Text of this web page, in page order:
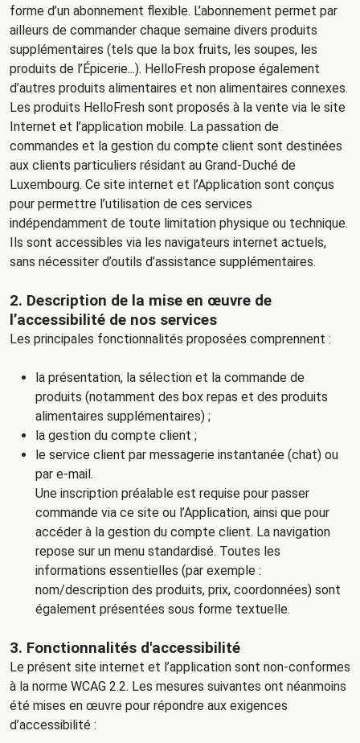
forme d’un abonnement flexible. L’abonnement permet par
ailleurs de commander chaque semaine divers produits
supplémentaires (tels que la box fruits, les soupes, les
produits de l’Épicerie...). HelloFresh propose également
d’autres produits alimentaires et non alimentaires connexes.
Les produits HelloFresh sont proposés à la vente via le site
Internet et l’application mobile. La passation de
commandes et la gestion du compte client sont destinées
aux clients particuliers résidant au Grand-Duché de
Luxembourg. Ce site internet et l’Application sont conçus
pour permettre l’utilisation de ces services
indépendamment de toute limitation physique ou technique.
Ils sont accessibles via les navigateurs internet actuels,
sans nécessiter d’outils d’assistance supplémentaires.
2. Description de la mise en œuvre de
l’accessibilité de nos services
Les principales fonctionnalités proposées comprennent :
la présentation, la sélection et la commande de
produits (notamment des box repas et des produits
alimentaires supplémentaires) ;
la gestion du compte client ;
le service client par messagerie instantanée (chat) ou
par e-mail.
Une inscription préalable est requise pour passer
commande via ce site ou l’Application, ainsi que pour
accéder à la gestion du compte client. La navigation
repose sur un menu standardisé. Toutes les
informations essentielles (par exemple :
nom/description des produits, prix, coordonnées) sont
également présentées sous forme textuelle.
3. Fonctionnalités d'accessibilité
Le présent site internet et l’application sont non-conformes
à la norme WCAG 2.2. Les mesures suivantes ont néanmoins
été mises en œuvre pour répondre aux exigences
d’accessibilité :